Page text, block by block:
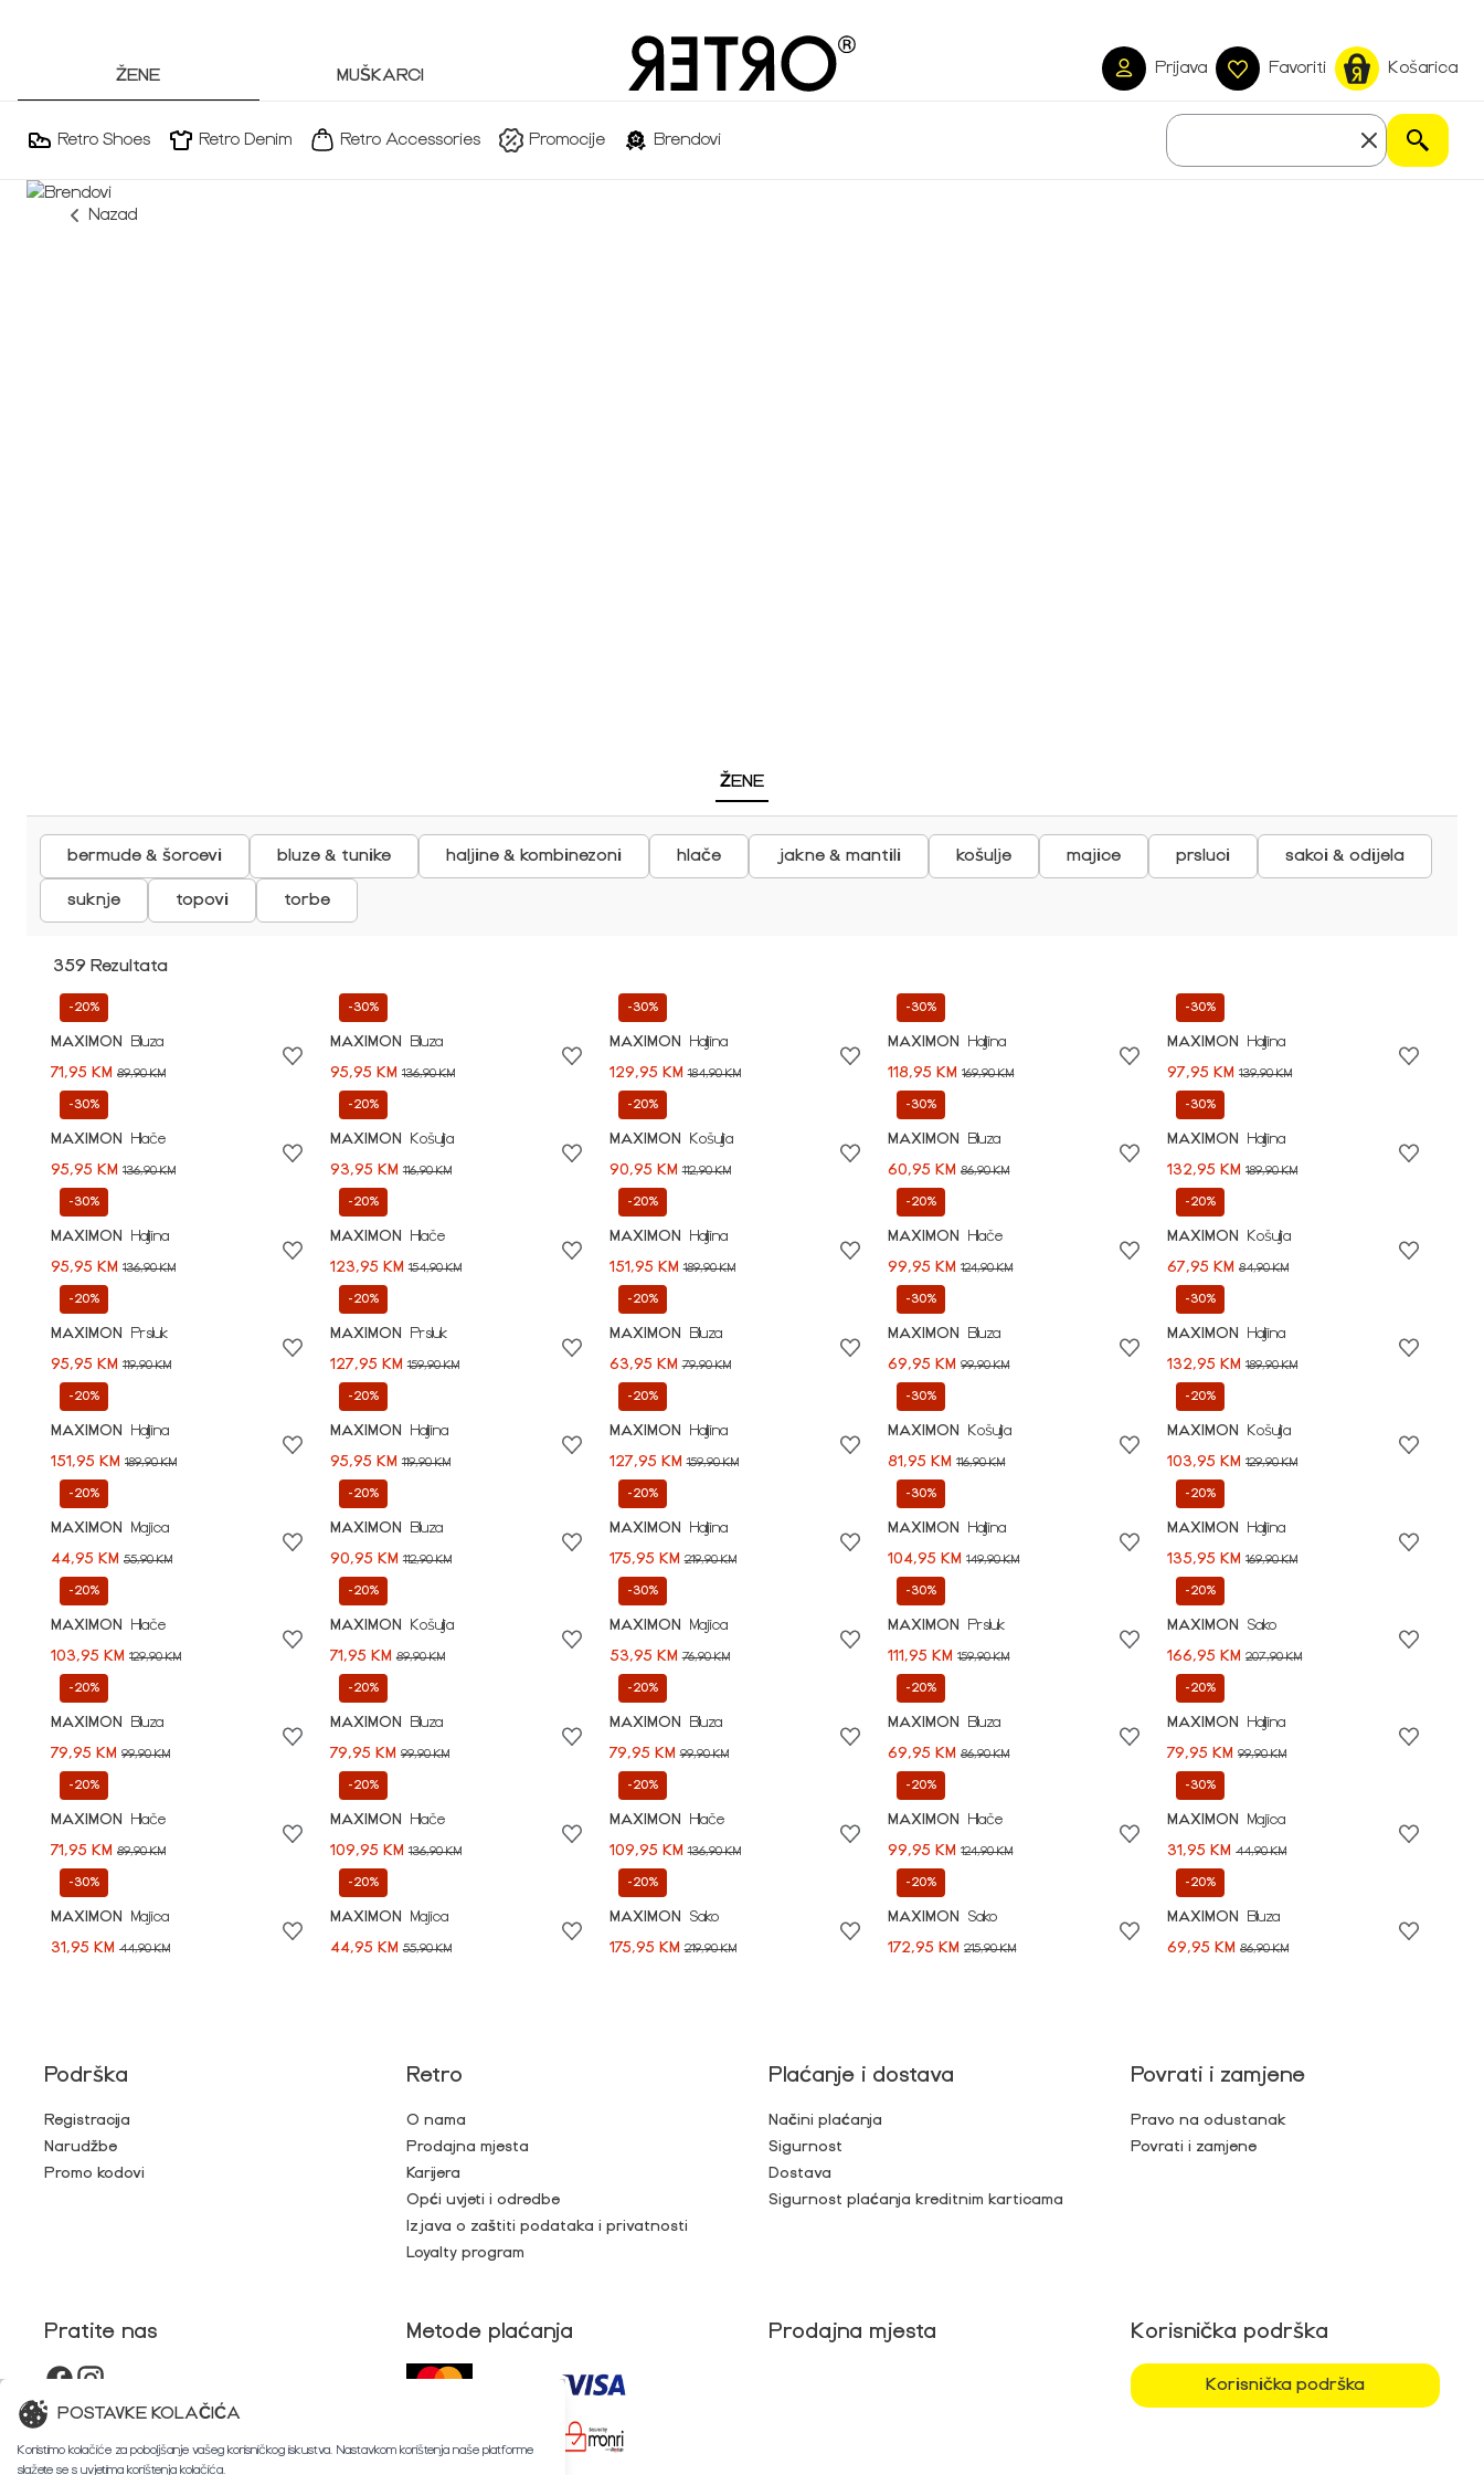
ŽENE MUŠKARCI Prijava Favoriti Košarica
Retro Shoes Retro Denim Retro Accessories Promocije Brendovi
Nazad
ŽENE
bermude & šorcevi bluze & tunike haljine & kombinezoni hlače jakne & mantili košulje majice prsluci sakoi & odijela
suknje topovi torbe
359 Rezultata
-20%
MAXIMON
Bluza
71,95 KM 89,90 KM
-30%
MAXIMON
Bluza
95,95 KM136,90 KM
-30%
MAXIMON
Haljina
129,95 KM184,90 KM
-30%
MAXIMON
Haljina
118,95 KM169,90 KM
-30%
MAXIMON
Haljina
97,95 KM139,90 KM
-30%
MAXIMON
Hlače
95,95 KM 136,90 KM
-20%
MAXIMON
Košulja
93,95 KM116,90 KM
-20%
MAXIMON
Košulja
90,95 KM112,90 KM
-30%
MAXIMON
Bluza
60,95 KM86,90 KM
-30%
MAXIMON
Haljina
132,95 KM189,90 KM
-30%
MAXIMON
Haljina
95,95 KM 136,90 KM
-20%
MAXIMON
Hlače
123,95 KM154,90 KM
-20%
MAXIMON
Haljina
151,95 KM189,90 KM
-20%
MAXIMON
Hlače
99,95 KM124,90 KM
-20%
MAXIMON
Košulja
67,95 KM84,90 KM
-20%
MAXIMON
Prsluk
95,95 KM 119,90 KM
-20%
MAXIMON
Prsluk
127,95 KM159,90 KM
-20%
MAXIMON
Bluza
63,95 KM79,90 KM
-30%
MAXIMON
Bluza
69,95 KM99,90 KM
-30%
MAXIMON
Haljina
132,95 KM189,90 KM
-20%
MAXIMON
Haljina
151,95 KM 189,90 KM
-20%
MAXIMON
Haljina
95,95 KM119,90 KM
-20%
MAXIMON
Haljina
127,95 KM159,90 KM
-30%
MAXIMON
Košulja
81,95 KM116,90 KM
-20%
MAXIMON
Košulja
103,95 KM129,90 KM
-20%
MAXIMON
Majica
44,95 KM 55,90 KM
-20%
MAXIMON
Bluza
90,95 KM112,90 KM
-20%
MAXIMON
Haljina
175,95 KM219,90 KM
-30%
MAXIMON
Haljina
104,95 KM149,90 KM
-20%
MAXIMON
Haljina
135,95 KM169,90 KM
-20%
MAXIMON
Hlače
103,95 KM 129,90 KM
-20%
MAXIMON
Košulja
71,95 KM89,90 KM
-30%
MAXIMON
Majica
53,95 KM76,90 KM
-30%
MAXIMON
Prsluk
111,95 KM159,90 KM
-20%
MAXIMON
Sako
166,95 KM207,90 KM
-20%
MAXIMON
Bluza
79,95 KM 99,90 KM
-20%
MAXIMON
Bluza
79,95 KM99,90 KM
-20%
MAXIMON
Bluza
79,95 KM99,90 KM
-20%
MAXIMON
Bluza
69,95 KM86,90 KM
-20%
MAXIMON
Haljina
79,95 KM99,90 KM
-20%
MAXIMON
Hlače
71,95 KM 89,90 KM
-20%
MAXIMON
Hlače
109,95 KM136,90 KM
-20%
MAXIMON
Hlače
109,95 KM136,90 KM
-20%
MAXIMON
Hlače
99,95 KM124,90 KM
-30%
MAXIMON
Majica
31,95 KM44,90 KM
-30%
MAXIMON
Majica
31,95 KM 44,90 KM
-20%
MAXIMON
Majica
44,95 KM55,90 KM
-20%
MAXIMON
Sako
175,95 KM219,90 KM
-20%
MAXIMON
Sako
172,95 KM215,90 KM
-20%
MAXIMON
Bluza
69,95 KM86,90 KM
Podrška
Registracija
Narudžbe
Promo kodovi
Retro
O nama
Prodajna mjesta
Karijera
Opći uvjeti i odredbe
Izjava o zaštiti podataka i privatnosti
Loyalty program
Plaćanje i dostava
Načini plaćanja
Sigurnost
Dostava
Sigurnost plaćanja kreditnim karticama
Povrati i zamjene
Pravo na odustanak
Povrati i zamjene
Pratite nas Metode plaćanja Prodajna mjesta Korisnička podrška
Korisnička podrška
POSTAVKE KOLAČIĆA
Koristimo kolačiće za poboljšanje vašeg korisničkog iskustva. Nastavkom korištenja naše platforme
slažete se s uvjetima korištenja kolačića.